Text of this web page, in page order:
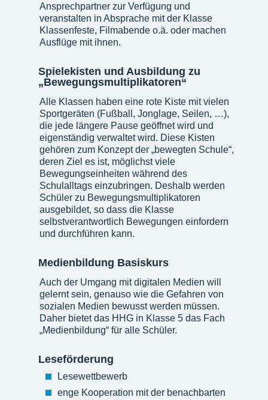
Ansprechpartner zur Verfügung und
veranstalten in Absprache mit der Klasse
Klassenfeste, Filmabende o.ä. oder machen
Ausflüge mit ihnen.
Spielekisten und Ausbildung zu
„Bewegungsmultiplikatoren“
Alle Klassen haben eine rote Kiste mit vielen
Sportgeräten (Fußball, Jonglage, Seilen, …),
die jede längere Pause geöffnet wird und
eigenständig verwaltet wird. Diese Kisten
gehören zum Konzept der „bewegten Schule“,
deren Ziel es ist, möglichst viele
Bewegungseinheiten während des
Schulalltags einzubringen. Deshalb werden
Schüler zu Bewegungsmultiplikatoren
ausgebildet, so dass die Klasse
selbstverantwortlich Bewegungen einfordern
und durchführen kann.
Medienbildung Basiskurs
Auch der Umgang mit digitalen Medien will
gelernt sein, genauso wie die Gefahren von
sozialen Medien bewusst werden müssen.
Daher bietet das HHG in Klasse 5 das Fach
„Medienbildung“ für alle Schüler.
Leseförderung
Lesewettbewerb
enge Kooperation mit der benachbarten